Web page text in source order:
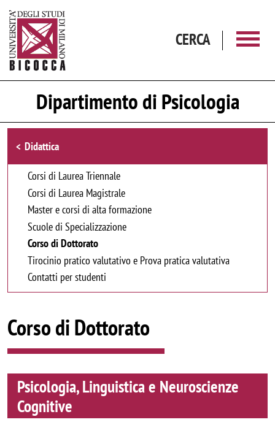
CERCA
Dipartimento di Psicologia
Browse the section
Didattica
Corsi di Laurea Triennale
Corsi di Laurea Magistrale
Master e corsi di alta formazione
Scuole di Specializzazione
Corso di Dottorato
Tirocinio pratico valutativo e Prova pratica valutativa
Contatti per studenti
Corso di Dottorato
Psicologia, Linguistica e Neuroscienze
Cognitive